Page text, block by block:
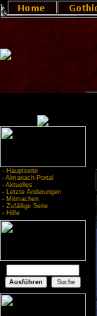
- Hauptseite
- Almanach-Portal
- Aktuelles
- Letzte Änderungen
- Mitmachen
- Zufällige Seite
- Hilfe